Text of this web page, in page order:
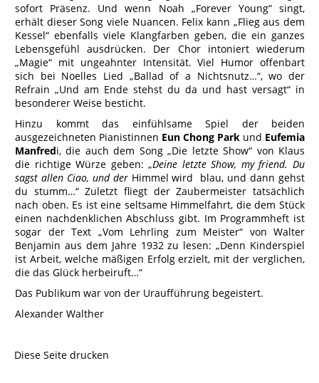
sofort Präsenz. Und wenn Noah „Forever Young“ singt,
erhält dieser Song viele Nuancen. Felix kann „Flieg aus dem
Kessel“ ebenfalls viele Klangfarben geben, die ein ganzes
Lebensgefühl ausdrücken. Der Chor intoniert wiederum
„Magie“ mit ungeahnter Intensität. Viel Humor offenbart
sich bei Noelles Lied „Ballad of a Nichtsnutz…“, wo der
Refrain „Und am Ende stehst du da und hast versagt“ in
besonderer Weise besticht.
Hinzu kommt das einfühlsame Spiel der beiden
ausgezeichneten Pianistinnen Eun Chong Park und Eufemia
Manfredi, die auch dem Song „Die letzte Show“ von Klaus
die richtige Würze geben: „Deine letzte Show, my friend. Du
sagst allen Ciao, und der Himmel wird blau, und dann gehst
du stumm…“ Zuletzt fliegt der Zaubermeister tatsächlich
nach oben. Es ist eine seltsame Himmelfahrt, die dem Stück
einen nachdenklichen Abschluss gibt. Im Programmheft ist
sogar der Text „Vom Lehrling zum Meister“ von Walter
Benjamin aus dem Jahre 1932 zu lesen: „Denn Kinderspiel
ist Arbeit, welche mäßigen Erfolg erzielt, mit der verglichen,
die das Glück herbeiruft…“
Das Publikum war von der Uraufführung begeistert.
Alexander Walther
Diese Seite drucken